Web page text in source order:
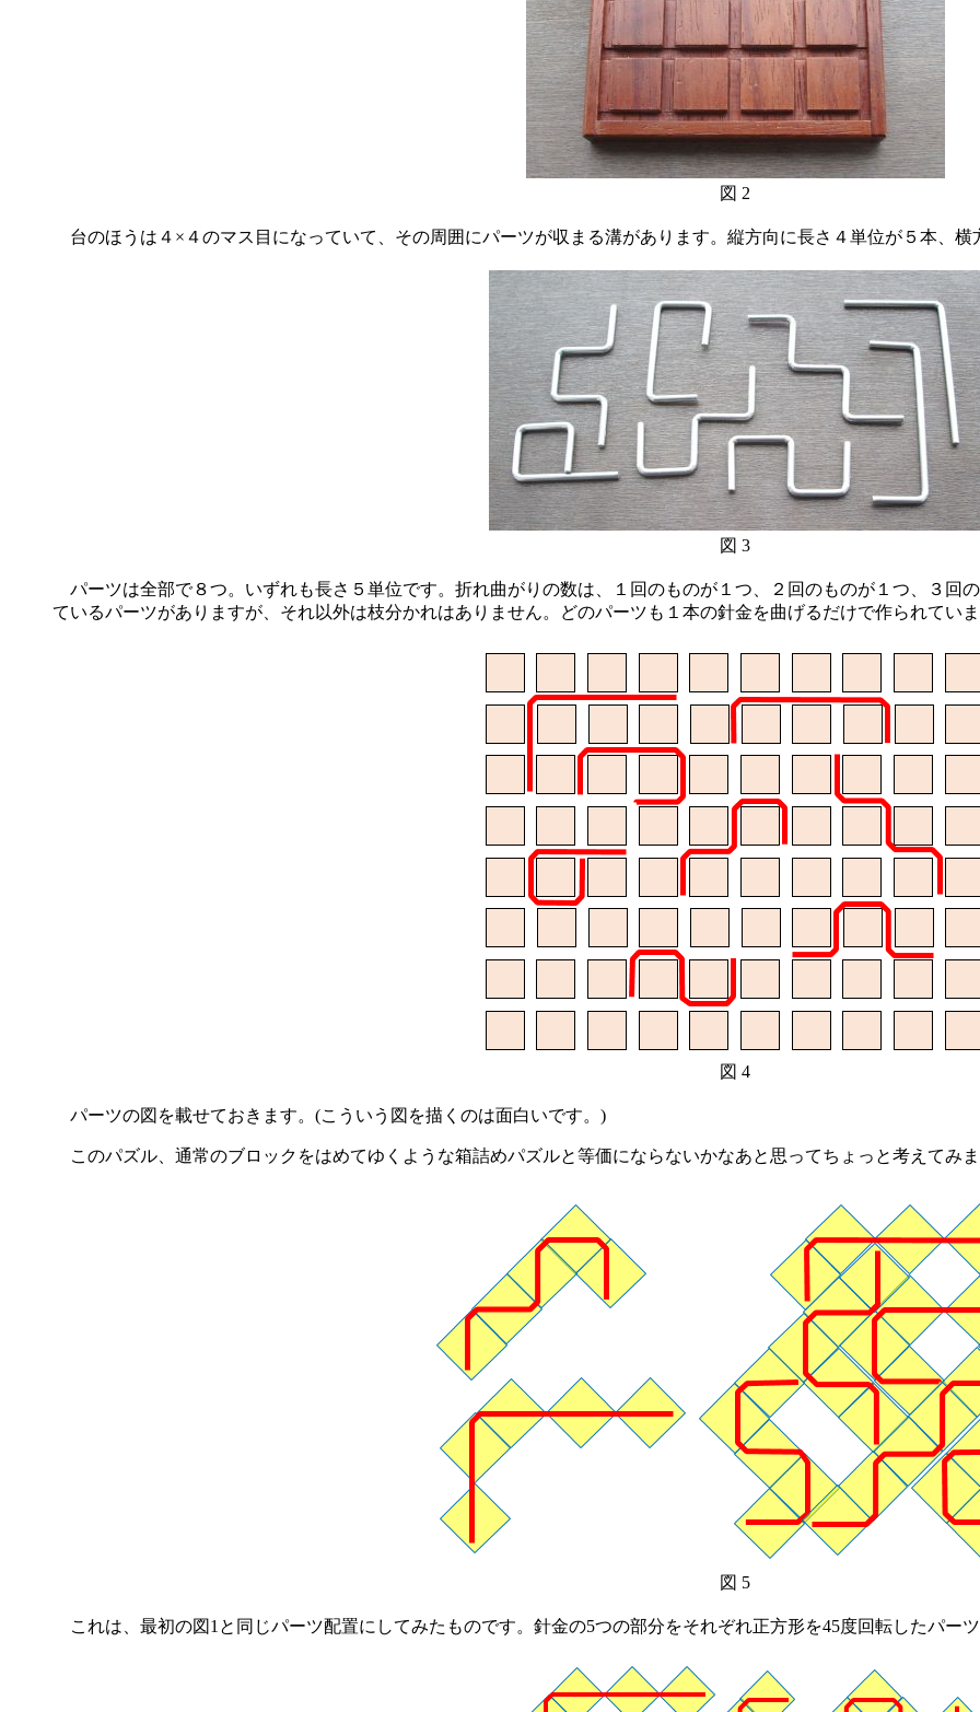
図 2
台のほうは４×４のマス目になっていて、その周囲にパーツが収まる溝があります。縦方向に長さ４単位が５本、
図 3
パーツは全部で８つ。いずれも長さ５単位です。折れ曲がりの数は、１回のものが１つ、２回のものが１つ、３回
ているパーツがありますが、それ以外は枝分かれはありません。どのパーツも１本の針金を曲げるだけで作られてい
図 4
パーツの図を載せておきます。(こういう図を描くのは面白いです。)
このパズル、通常のブロックをはめてゆくような箱詰めパズルと等価にならないかなあと思ってちょっと考えてみ
図 5
これは、最初の図1と同じパーツ配置にしてみたものです。針金の5つの部分をそれぞれ正方形を45度回転したパー